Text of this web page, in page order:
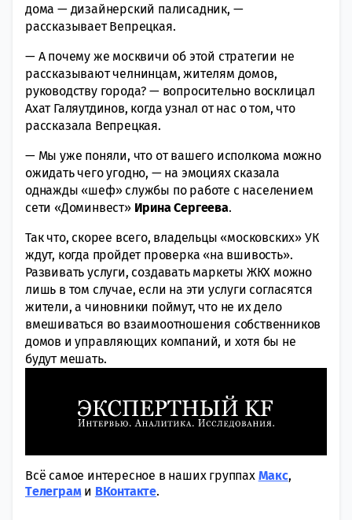
дома — дизайнерский палисадник, —
рассказывает Вепрецкая.
— А почему же москвичи об этой стратегии не
рассказывают челнинцам, жителям домов,
руководству города? — вопросительно восклицал
Ахат Галяутдинов, когда узнал от нас о том, что
рассказала Вепрецкая.
— Мы уже поняли, что от вашего исполкома можно
ожидать чего угодно, — на эмоциях сказала
однажды «шеф» службы по работе с населением
сети «Доминвест» Ирина Сергеева.
Так что, скорее всего, владельцы «московских» УК
ждут, когда пройдет проверка «на вшивость».
Развивать услуги, создавать маркеты ЖКХ можно
лишь в том случае, если на эти услуги согласятся
жители, а чиновники поймут, что не их дело
вмешиваться во взаимоотношения собственников
домов и управляющих компаний, и хотя бы не
будут мешать.
Всё самое интересное в наших группах Макс,
Tелеграми ВКонтакте.